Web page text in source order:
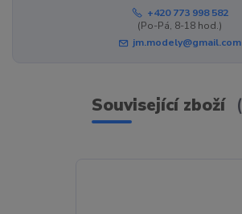
+420 773 998 582
(Po-Pá, 8-18 hod.)
jm.modely@gmail.com
Související zboží